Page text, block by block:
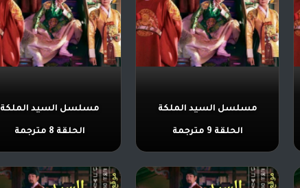
مسلسل السيد الملكة
الحلقة 9 مترجمة
مسلسل السيد الملكة
الحلقة 8 مترجمة